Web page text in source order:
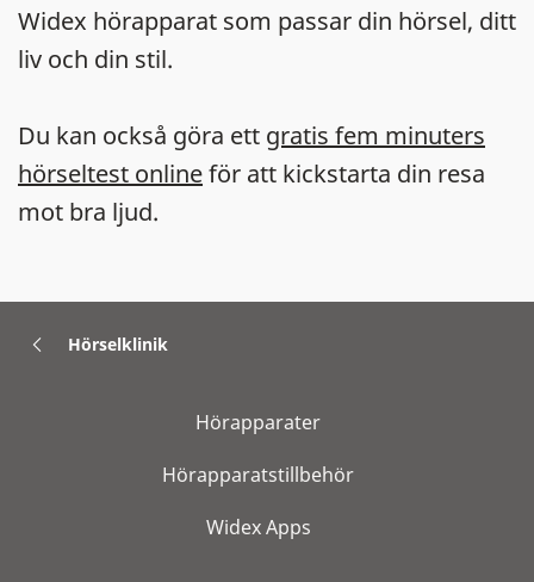
Widex hörapparat som passar din hörsel, ditt
liv och din stil.
Du kan också göra ett gratis fem minuters
hörseltest onlineför att kickstarta din resa
mot bra ljud.
Hörselklinik
Hörapparater
Hörapparatstillbehör
Widex Apps